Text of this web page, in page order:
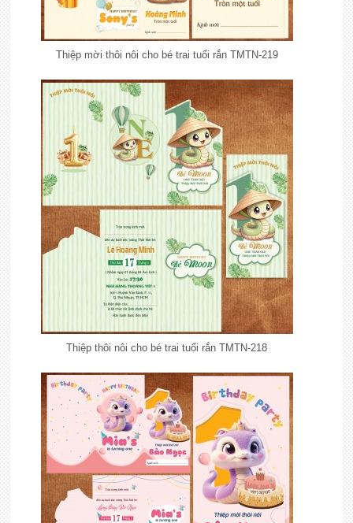
Thiệp mời thôi nôi cho bé trai tuổi rắn TMTN-219
Thiệp thôi nôi cho bé trai tuổi rắn TMTN-218